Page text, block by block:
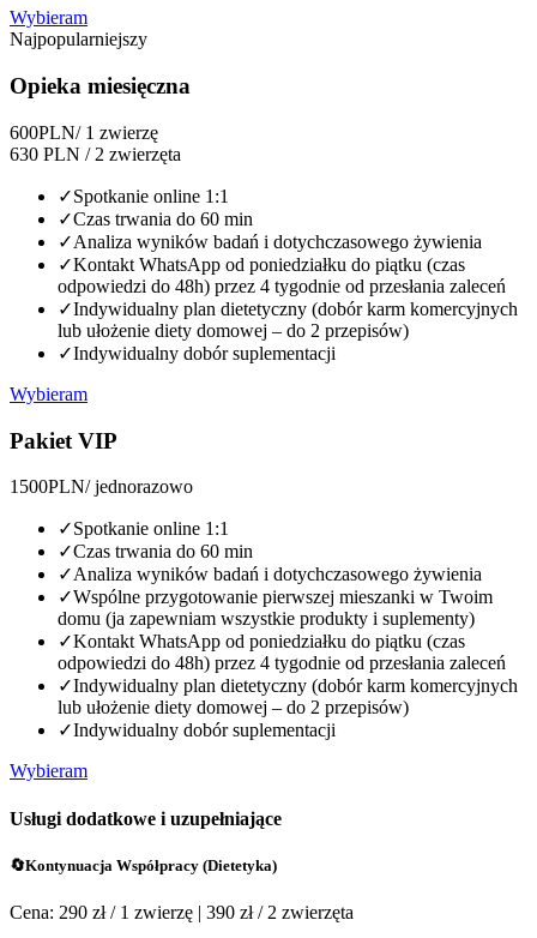
Wybieram
Najpopularniejszy
Opieka miesięczna
600PLN/ 1 zwierzę
630 PLN / 2 zwierzęta
✓Spotkanie online 1:1
✓Czas trwania do 60 min
✓Analiza wyników badań i dotychczasowego żywienia
✓Kontakt WhatsApp od poniedziałku do piątku (czas
odpowiedzi do 48h) przez 4 tygodnie od przesłania zaleceń
✓Indywidualny plan dietetyczny (dobór karm komercyjnych
lub ułożenie diety domowej – do 2 przepisów)
✓Indywidualny dobór suplementacji
Wybieram
Pakiet VIP
1500PLN/ jednorazowo
✓Spotkanie online 1:1
✓Czas trwania do 60 min
✓Analiza wyników badań i dotychczasowego żywienia
✓Wspólne przygotowanie pierwszej mieszanki w Twoim
domu (ja zapewniam wszystkie produkty i suplementy)
✓Kontakt WhatsApp od poniedziałku do piątku (czas
odpowiedzi do 48h) przez 4 tygodnie od przesłania zaleceń
✓Indywidualny plan dietetyczny (dobór karm komercyjnych
lub ułożenie diety domowej – do 2 przepisów)
✓Indywidualny dobór suplementacji
Wybieram
Usługi dodatkowe i uzupełniające
🔄Kontynuacja Współpracy (Dietetyka)
Cena: 290 zł / 1 zwierzę | 390 zł / 2 zwierzęta